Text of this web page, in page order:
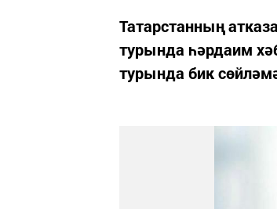
Татарстанның
турында һәрдаим
турында бик